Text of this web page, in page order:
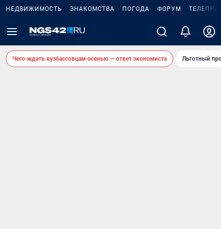
НЕДВИЖИМОСТЬ ЗНАКОМСТВА ПОГОДА ФОРУМ
Чего ждать кузбассовцам осенью — ответ экономиста Льготный